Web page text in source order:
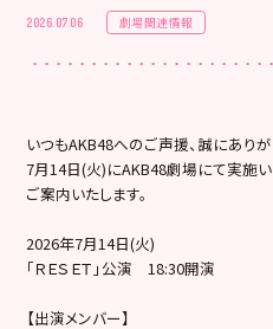
2026.07.06 劇場関連情報
いつもAKB48へのご声援、誠にありが
7月14日(火)にAKB48劇場にて実施い
ご案内いたします。
2026年7月14日(火)
「ＲＥＳＥＴ」公演 18:30開演
【出演メンバー】